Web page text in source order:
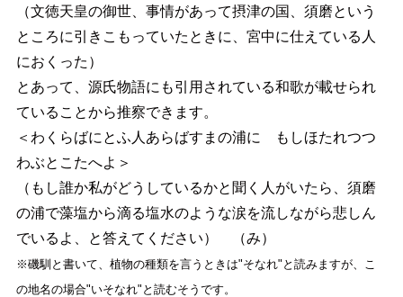
（文徳天皇の御世、事情があって摂津の国、須磨という
ところに引きこもっていたときに、宮中に仕えている人
におくった）
とあって、源氏物語にも引用されている和歌が載せられ
ていることから推察できます。
＜わくらばにとふ人あらばすまの浦に もしほたれつつ
わぶとこたへよ＞
（もし誰か私がどうしているかと聞く人がいたら、須磨
の浦で藻塩から滴る塩水のような涙を流しながら悲しん
でいるよ、と答えてください） （み）
※磯馴と書いて、植物の種類を言うときは"そなれ"と読みますが、こ
の地名の場合"いそなれ"と読むそうです。